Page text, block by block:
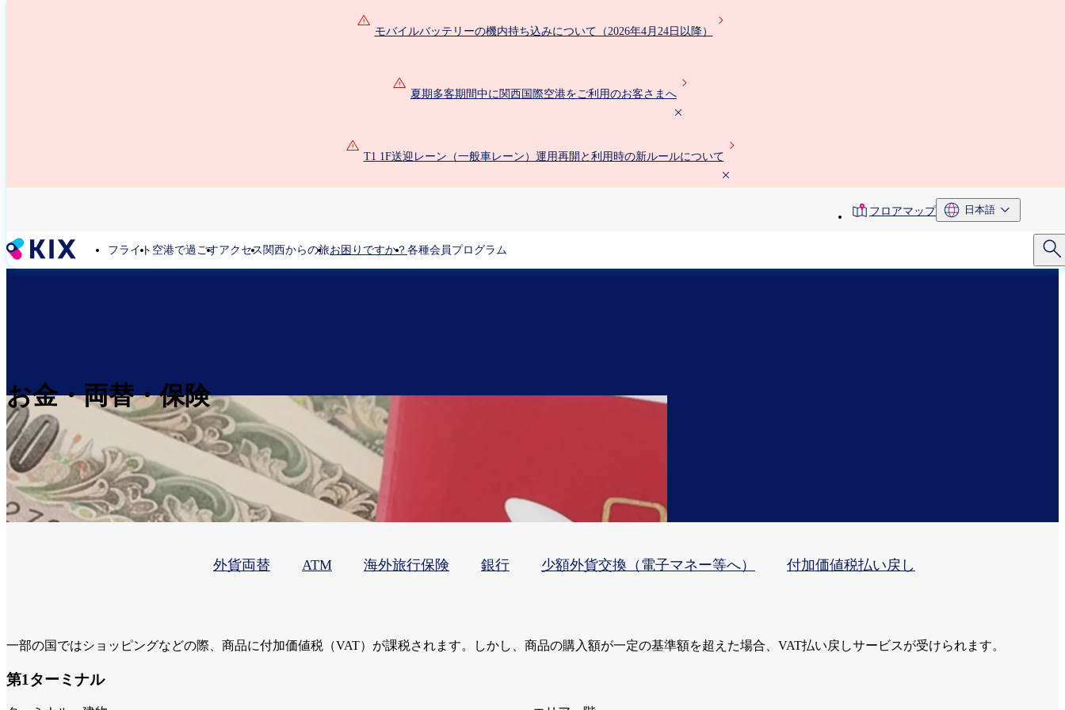
モバイルバッテリーの機内持ち込みについて（2026年4月24日以降）
夏期多客期間中に関西国際空港をご利用のお客さまへ
T1 1F送迎レーン（一般車レーン）運用再開と利用時の新ルールについて
toolbarフロアマップ 日本語
フライト 空港で過ごすアクセス 関西からの旅お困りですか？ 各種会員プログラム
お金・両替・保険
外貨両替 ATM 海外旅行保険 銀行 少額外貨交換（電子マネー等へ） 付加価値税払い戻し
一部の国ではショッピングなどの際、商品に付加価値税（VAT）が課税されます。しかし、商品の購入額が一定の基準額を超えた場合、VAT払い戻しサービスが受けられます。
第1ターミナル